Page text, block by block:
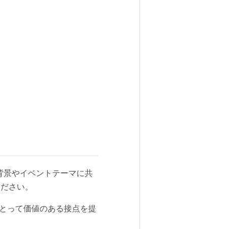
やイベントテーマに共
さい。
って価値のある接点を提